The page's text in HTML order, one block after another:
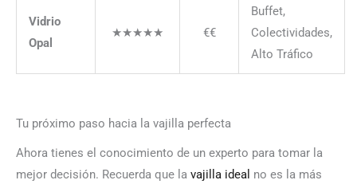
Vidrio
Opal
★★★★★ €€
Buffet,
Colectividades,
Alto Tráfico
Tu próximo paso hacia la vajilla perfecta
Ahora tienes el conocimiento de un experto para tomar la
mejor decisión. Recuerda que la vajilla ideal no es la más